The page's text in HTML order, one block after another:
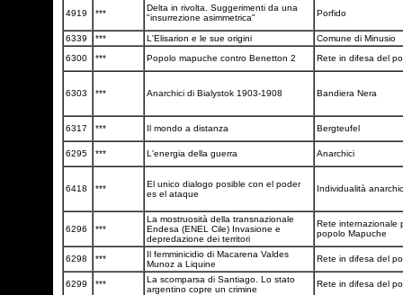
4919 ***
Delta in rivolta. Suggerimenti da una
"insurrezione asimmetrica"
Porfido
6339 *** L'Elisarion e le sue origini
Comune di Minusio
6300
*** Popolo mapuche contro Benetton 2 Rete in difesa del
6303 *** Anarchici di Bialystok 1903-1908 Bandiera Nera
6317 *** Il mondo a distanza Bergteufel
6295 *** L'energia della guerra Anarchici
6418 ***
El unico dialogo posible con el poder
es el ataque
Individualità
6296 ***
La mostruosità della transnazionale
Endesa (ENEL Cile) Invasione e
depredazione dei territori
Rete internazionale
popolo Mapuche
6298 ***
Il femminicidio di Macarena Valdes
Munoz a Liquine
Rete in difesa del
6299 ***
La scomparsa di Santiago. Lo stato
argentino copre un crimine
Rete in difesa del